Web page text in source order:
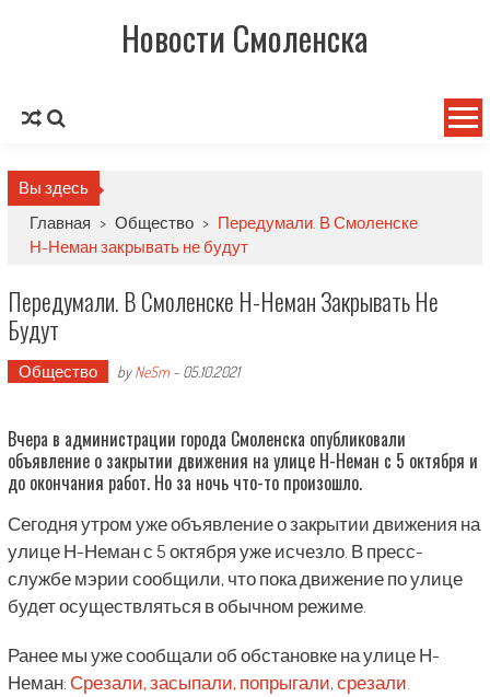
Новости Смоленска
Вы здесь
Главная > Общество > Передумали. В Смоленске
Н-Неман закрывать не будут
Передумали. В Смоленске Н-Неман Закрывать Не
Будут
Общество byNeSm- 05.10.2021
Вчера в администрации города Смоленска опубликовали
объявление о закрытии движения на улице Н-Неман с 5 октября и
до окончания работ. Но за ночь что-то произошло.
Сегодня утром уже объявление о закрытии движения на
улице Н-Неман с 5 октября уже исчезло. В пресс-
службе мэрии сообщили, что пока движение по улице
будет осуществляться в обычном режиме.
Ранее мы уже сообщали об обстановке на улице Н-
Неман:Срезали, засыпали, попрыгали, срезали.